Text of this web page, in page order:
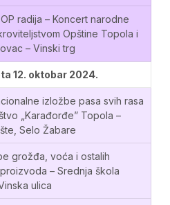
radija – Koncert narodne
Opštine Topola i
– Vinski trg
12. oktobar 2024.
izložbe pasa svih rasa
„Karađorđe” Topola –
Selo Žabare
grožđa, voća i ostalih
– Srednja škola
ulica